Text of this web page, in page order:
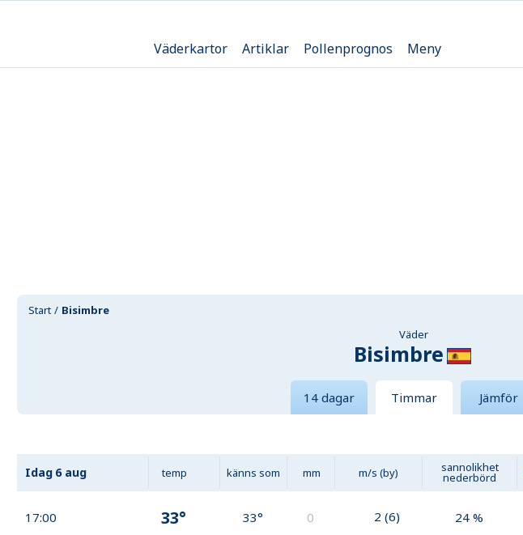
Väderkartor Artiklar Pollenprognos Meny
Start Bisimbre
Väder
Bisimbre
14 dagar Timmar Jämför
Idag 6 aug temp känns som mm m/s (by) sannolikhet
nederbörd
17:00 33° 33° 0 2 (6) 24 %